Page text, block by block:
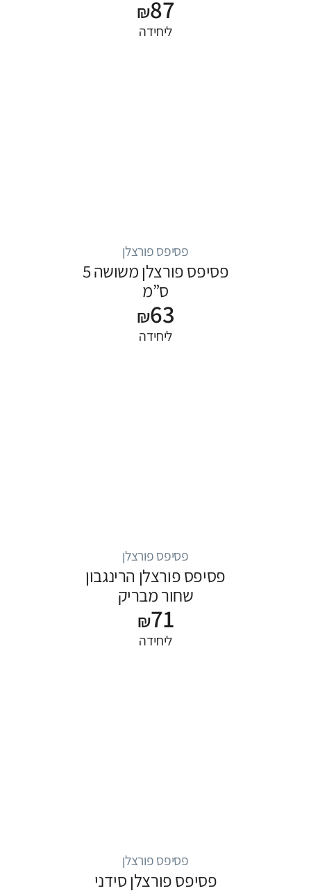
₪87
ליחידה
פסיפס פורצלן
פסיפס פורצלן משושה 5
ס”מ
₪63
ליחידה
פסיפס פורצלן
פסיפס פורצלן הרינגבון
שחור מבריק
₪71
ליחידה
פסיפס פורצלן
פסיפס פורצלן סידני